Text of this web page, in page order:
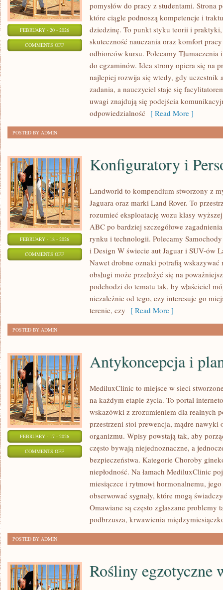
FEBRUARY - 20 - 2026
COMMENTS OFFON
ANGIELSKU
pomysłów do pracy z studentami. Strona
które ciągle podnoszą kompetencje i
dziedzinę. To punkt styku teorii i
skuteczność nauczania oraz komfort
odbiorców kursu. Polecamy Tłumaczenia
do egzaminów. Idea strony opiera się na
najlepiej rozwija się wtedy, gdy uczestnik
zadania, a nauczyciel staje się
uwagi znajdują się podejścia
odpowiedzialność [ Read More ]
POSTED BY ADMIN
FEBRUARY - 18 - 2026
COMMENTS OFFON
KONFIGURATORY
PERSONALIZACJA
Konfiguratory i
Landworld to kompendium stworzony z
Jaguara oraz marki Land Rover. To
rozumieć eksploatację wozu klasy
ABC po bardziej szczegółowe
rynku i technologii. Polecamy
i Design W świecie aut Jaguar i SUV-ów
Nawet drobne oznaki potrafią wskazywać
obsługi może przełożyć się na
podchodzi do tematu tak, by właściciel
niezależnie od tego, czy interesuje go
terenie, czy [ Read More ]
POSTED BY ADMIN
FEBRUARY - 17 - 2026
COMMENTS OFFON
ANTYKONCEPCJA
PLANOWANIE
Antykoncepcja i
MediluxClinic to miejsce w sieci
na każdym etapie życia. To portal
wskazówki z zrozumieniem dla realnych
przestrzeni stoi prewencja, mądre nawyki
organizmu. Wpisy powstają tak, aby
często bywają niejednoznaczne, a
bezpieczeństwa. Kategorie Choroby
niepłodność. Na łamach MediluxClinic
miesiączce i rytmowi hormonalnemu,
obserwować sygnały, które mogą
Omawiane są często zgłaszane problemy
podbrzusza, krwawienia
POSTED BY ADMIN
Rośliny egzotyczne